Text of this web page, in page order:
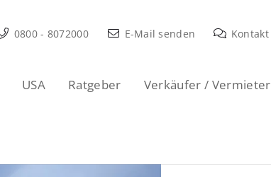
0800 - 8072000 E-Mail senden Kontakt
USA Ratgeber Verkäufer / Vermieter